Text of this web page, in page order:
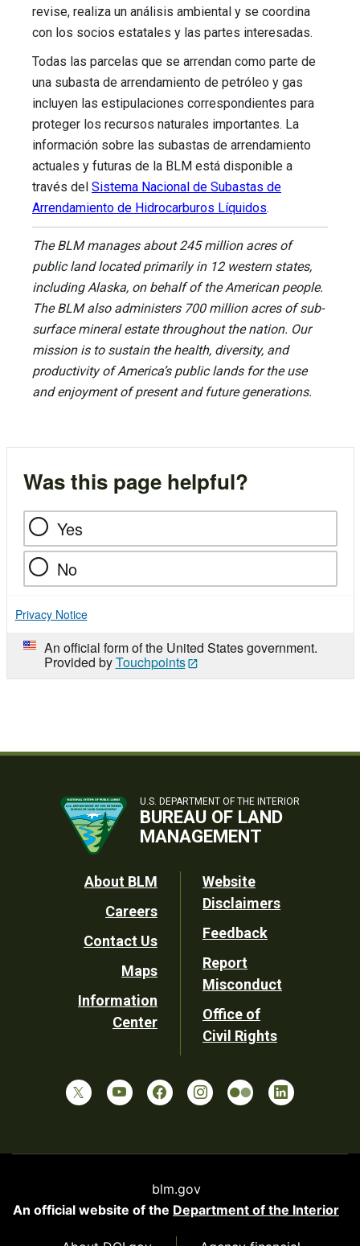
revise, realiza un análisis ambiental y se coordina
con los socios estatales y las partes interesadas.
Todas las parcelas que se arrendan como parte de
una subasta de arrendamiento de petróleo y gas
incluyen las estipulaciones correspondientes para
proteger los recursos naturales importantes. La
información sobre las subastas de arrendamiento
actuales y futuras de la BLM está disponible a
través del Sistema Nacional de Subastas de
Arrendamiento de Hidrocarburos Líquidos.
The BLM manages about 245 million acres of
public land located primarily in 12 western states,
including Alaska, on behalf of the American people.
The BLM also administers 700 million acres of sub-
surface mineral estate throughout the nation. Our
mission is to sustain the health, diversity, and
productivity of America’s public lands for the use
and enjoyment of present and future generations.
Was this page helpful?
Yes
No
Privacy Notice
An official form of the United States government.
Provided byTouchpoints
U.S. DEPARTMENT OF THE INTERIOR
BUREAU OF LAND
MANAGEMENT
Footer
Utility
About BLM
Careers
Contact Us
Maps
Information
Center
Website
Disclaimers
Feedback
Report
Misconduct
Office of
Civil Rights
blm.gov
An official website of the Department of the Interior